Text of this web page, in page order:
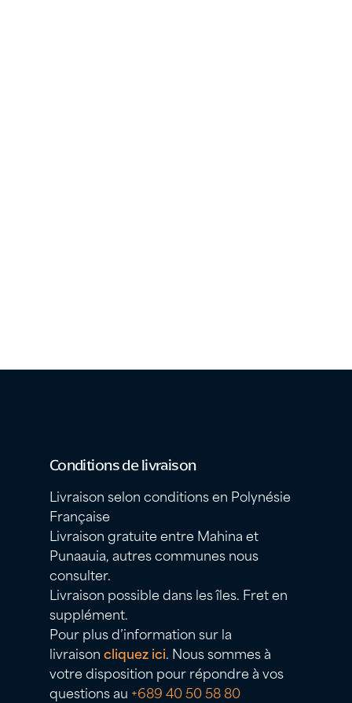
Conditions de livraison
Livraison selon conditions en Polynésie
Française
Livraison gratuite entre Mahina et
Punaauia, autres communes nous
consulter.
Livraison possible dans les îles. Fret en
supplément.
Pour plus d’information sur la
livraisoncliquez ici. Nous sommes à
votre disposition pour répondre à vos
questions au +689 40 50 58 80